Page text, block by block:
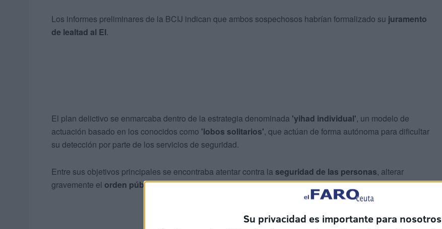
Su privacidad es importante para nosotros
Los informes preliminares de la BCIJ indican que ambos sospechosos habrían formalizado su juramento
de lealtad al EI.
El plan delictivo se enmarcaba dentro de la estrategia denominada 'yihad individual', un modelo de
actuación basado en los conocidos como 'lobos solitarios', que actúan de forma autónoma para dificultar
su detección por parte de los servicios de seguridad.
Entre sus objetivos principales se encontraba atentar contra la seguridad de las personas, alterar
gravemente el orden públicoy atacar diversasinstalaciones vitalespara el funcionamiento del país.